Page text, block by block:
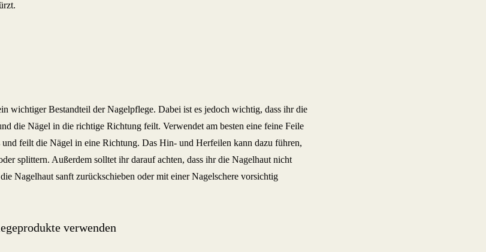
wichtiger Bestandteil der Nagelpflege. Dabei ist es jedoch wichtig, dass ihr die
die Nägel in die richtige Richtung feilt. Verwendet am besten eine feine Feile
und feilt die Nägel in eine Richtung. Das Hin- und Herfeilen kann dazu führen,
splittern. Außerdem solltet ihr darauf achten, dass ihr die Nagelhaut nicht
Nagelhaut sanft zurückschieben oder mit einer Nagelschere vorsichtig
verwenden